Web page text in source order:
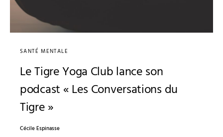
SANTÉ MENTALE
Le Tigre Yoga Club lance son
podcast « Les Conversations du
Tigre »
Cécile Espinasse